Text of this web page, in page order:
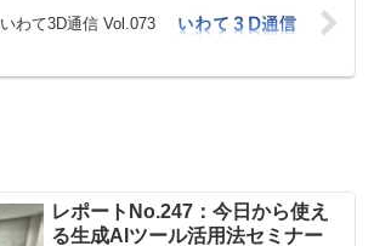
いわて3D通信 Vol.073
レポートNo.247：今日から使え
る生成AIツール活用法セミナー